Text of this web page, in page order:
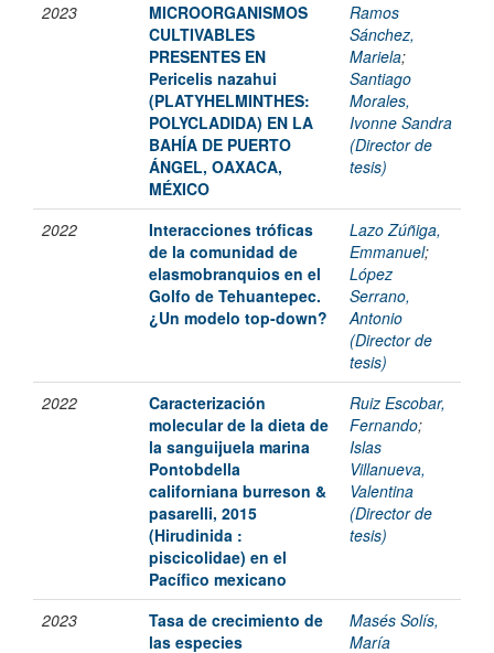
2023
MICROORGANISMOS
CULTIVABLES
PRESENTES EN
Pericelis nazahui
(PLATYHELMINTHES:
POLYCLADIDA) EN LA
BAHÍA DE PUERTO
ÁNGEL, OAXACA,
MÉXICO
Ramos
Sánchez,
Mariela;
Santiago
Morales,
Ivonne Sandra
(Director de
tesis)
2022
Interacciones tróficas
de la comunidad de
elasmobranquios en el
Golfo de Tehuantepec.
¿Un modelo top-down?
Lazo Zúñiga,
Emmanuel;
López
Serrano,
Antonio
(Director de
tesis)
2022
Caracterización
molecular de la dieta de
la sanguijuela marina
Pontobdella
californiana burreson &
pasarelli, 2015
(Hirudinida :
piscicolidae) en el
Pacífico mexicano
Ruiz Escobar,
Fernando;
Islas
Villanueva,
Valentina
(Director de
tesis)
2023
Tasa de crecimiento de
las especies
Masés Solís,
María